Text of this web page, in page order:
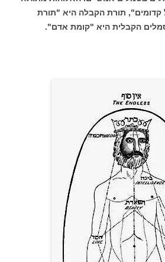
קדומים", תורת הקבלה היא "תורת
הקבלית היא "קומת אדם".